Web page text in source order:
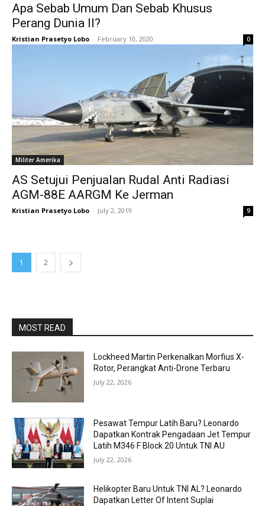
Apa Sebab Umum Dan Sebab Khusus
Perang Dunia II?
Kristian Prasetyo Lobo - February 10, 2020 0
Militer Amerika
AS Setujui Penjualan Rudal Anti Radiasi
AGM-88E AARGM Ke Jerman
Kristian Prasetyo Lobo - July 2, 2019 9
1 2
MOST READ
Lockheed Martin Perkenalkan Morfius X-
Rotor, Perangkat Anti-Drone Terbaru
July 22, 2026
Pesawat Tempur Latih Baru? Leonardo
Dapatkan Kontrak Pengadaan Jet Tempur
Latih M346 F Block 20 Untuk TNI AU
July 22, 2026
Helikopter Baru Untuk TNI AL? Leonardo
Dapatkan Letter Of Intent Suplai